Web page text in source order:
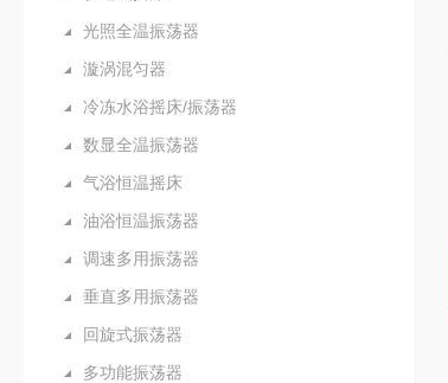
光照全温振荡器
漩涡混匀器
冷冻水浴摇床/振荡器
数显全温振荡器
气浴恒温摇床
油浴恒温振荡器
调速多用振荡器
垂直多用振荡器
回旋式振荡器
多功能振荡器